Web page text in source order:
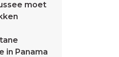
moet
in Panama